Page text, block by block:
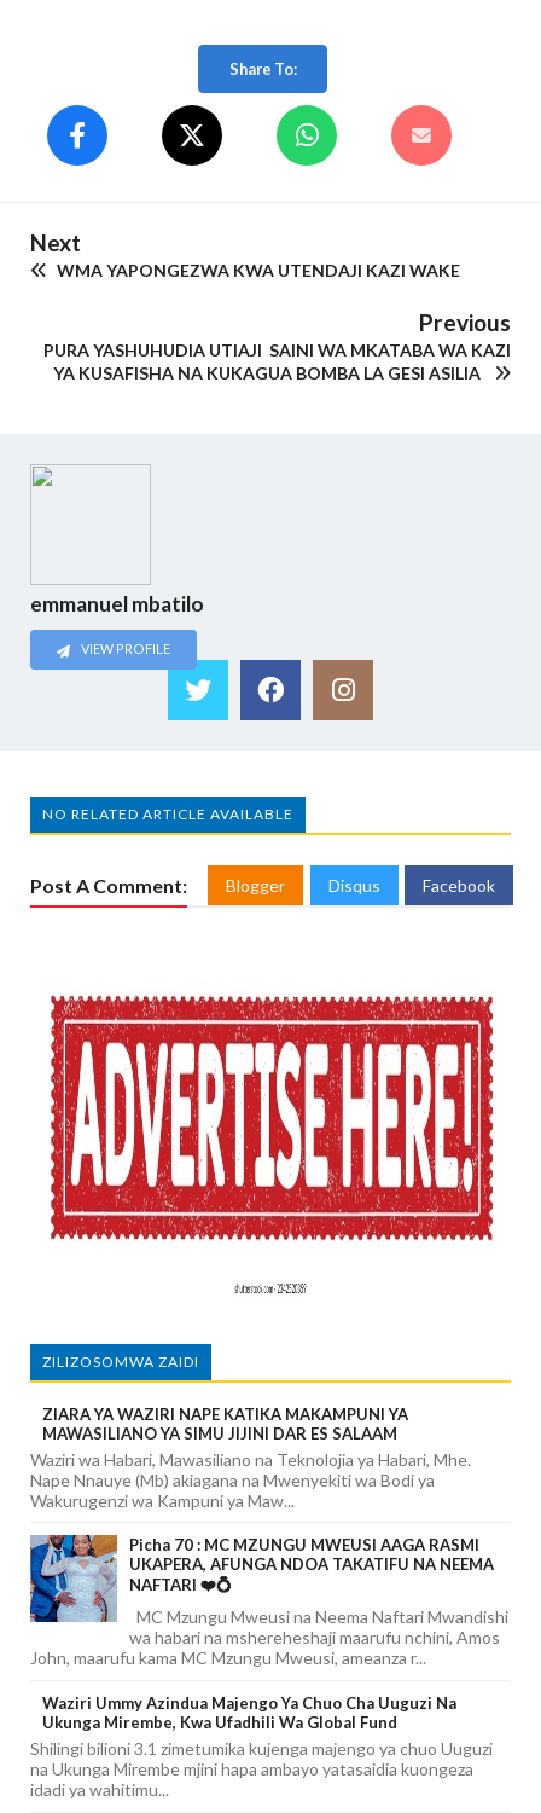
Share To:
Next
WMA YAPONGEZWA KWA UTENDAJI KAZI WAKE
Previous
PURA YASHUHUDIA UTIAJI SAINI WA MKATABA WA KAZI
YA KUSAFISHA NA KUKAGUA BOMBA LA GESI ASILIA
emmanuel mbatilo
VIEW PROFILE
NO RELATED ARTICLE AVAILABLE
Post A Comment: Blogger Disqus Facebook
ZILIZOSOMWA ZAIDI
ZIARA YA WAZIRI NAPE KATIKA MAKAMPUNI YA
MAWASILIANO YA SIMU JIJINI DAR ES SALAAM
Waziri wa Habari, Mawasiliano na Teknolojia ya Habari, Mhe.
Nape Nnauye (Mb) akiagana na Mwenyekiti wa Bodi ya
Wakurugenzi wa Kampuni ya Maw...
Picha 70 : MC MZUNGU MWEUSI AAGA RASMI
UKAPERA, AFUNGA NDOA TAKATIFU NA NEEMA
NAFTARI ❤️💍
MC Mzungu Mweusi na Neema Naftari Mwandishi
wa habari na mshereheshaji maarufu nchini, Amos
John, maarufu kama MC Mzungu Mweusi, ameanza r...
Waziri Ummy Azindua Majengo Ya Chuo Cha Uuguzi Na
Ukunga Mirembe, Kwa Ufadhili Wa Global Fund
Shilingi bilioni 3.1 zimetumika kujenga majengo ya chuo Uuguzi
na Ukunga Mirembe mjini hapa ambayo yatasaidia kuongeza
idadi ya wahitimu...